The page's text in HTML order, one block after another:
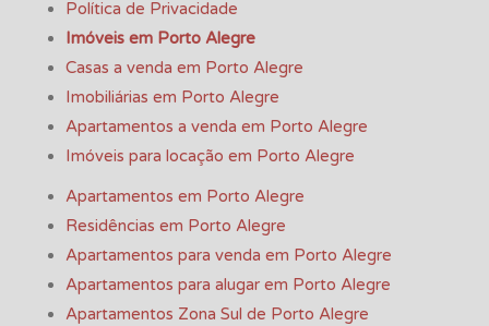
Política de Privacidade
Imóveis em Porto Alegre
Casas a venda em Porto Alegre
Imobiliárias em Porto Alegre
Apartamentos a venda em Porto Alegre
Imóveis para locação em Porto Alegre
Apartamentos em Porto Alegre
Residências em Porto Alegre
Apartamentos para venda em Porto Alegre
Apartamentos para alugar em Porto Alegre
Apartamentos Zona Sul de Porto Alegre